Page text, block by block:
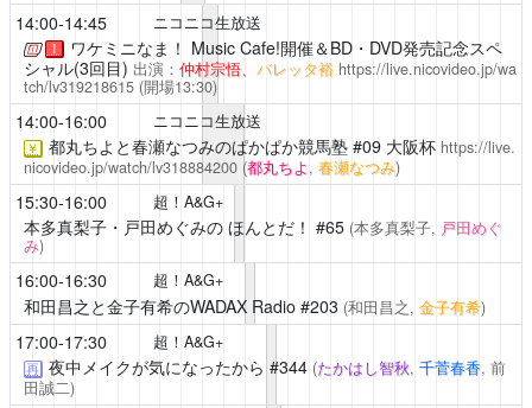
14:00-14:45 ニコニコ生放送
！ ワケミニなま！ Music Cafe!開催＆BD・DVD発売記念スペ
シャル(3回目) 出演： 仲村宗悟、 バレッタ裕 https://live.nicovideo.jp/wa
tch/lv319218615(開場13:30)
14:00-16:00 ニコニコ生放送
￥ 都丸ちよと春瀬なつみのぱかぱか競馬塾#09 大阪杯 https://live.
nicovideo.jp/watch/lv318884200 (都丸ちよ, 春瀬なつみ)
15:30-16:00 超！A&G+
本多真梨子・戸田めぐみの ほんとだ！ #65 (本多真梨子, 戸田めぐ
み)
16:00-16:30 超！A&G+
和田昌之と金子有希のWADAX Radio#203 (和田昌之, 金子有希)
17:00-17:30 超！A&G+
再 夜中メイクが気になったから #344 (たかはし智秋, 千菅春香, 前
田誠二)